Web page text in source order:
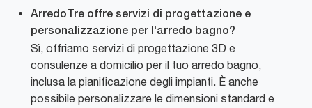
ArredoTre offre servizi di progettazione e
personalizzazione per l'arredo bagno?
Sì, offriamo servizi di progettazione 3D e
consulenze a domicilio per il tuo arredo bagno,
inclusa la pianificazione degli impianti. È anche
possibile personalizzare le dimensioni standard e